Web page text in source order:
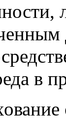
в